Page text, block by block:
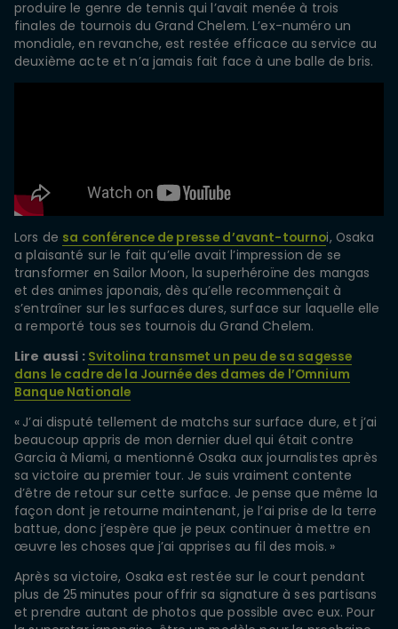
produire le genre de tennis qui l’avait menée à trois
finales de tournois du Grand Chelem. L’ex-numéro un
mondiale, en revanche, est restée efficace au service au
deuxième acte et n’a jamais fait face à une balle de bris.
Lors de sa conférence de presse d’avant-tournoi, Osaka
a plaisanté sur le fait qu’elle avait l’impression de se
transformer en Sailor Moon, la superhéroïne des mangas
et des animes japonais, dès qu’elle recommençait à
s’entraîner sur les surfaces dures, surface sur laquelle elle
a remporté tous ses tournois du Grand Chelem.
Lire aussi : Svitolina transmet un peu de sa sagesse
dans le cadre de la Journée des dames de l’Omnium
Banque Nationale
« J’ai disputé tellement de matchs sur surface dure, et j’ai
beaucoup appris de mon dernier duel qui était contre
Garcia à Miami, a mentionné Osaka aux journalistes après
sa victoire au premier tour. Je suis vraiment contente
d’être de retour sur cette surface. Je pense que même la
façon dont je retourne maintenant, je l’ai prise de la terre
battue, donc j’espère que je peux continuer à mettre en
œuvre les choses que j’ai apprises au fil des mois. »
Après sa victoire, Osaka est restée sur le court pendant
plus de 25 minutes pour offrir sa signature à ses partisans
et prendre autant de photos que possible avec eux. Pour